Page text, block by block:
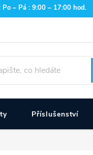
Pá : 9:00 – 17:00
Příslušenství